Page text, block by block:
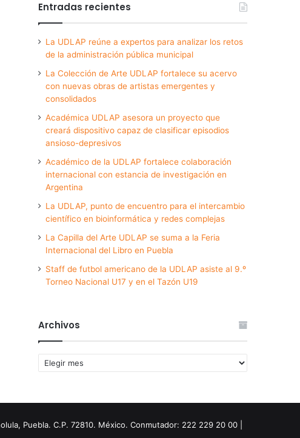
Entradas recientes
La UDLAP reúne a expertos para analizar los retos
de la administración pública municipal
La Colección de Arte UDLAP fortalece su acervo
con nuevas obras de artistas emergentes y
consolidados
Académica UDLAP asesora un proyecto que
creará dispositivo capaz de clasificar episodios
ansioso-depresivos
Académico de la UDLAP fortalece colaboración
internacional con estancia de investigación en
Argentina
La UDLAP, punto de encuentro para el intercambio
científico en bioinformática y redes complejas
La Capilla del Arte UDLAP se suma a la Feria
Internacional del Libro en Puebla
Staff de futbol americano de la UDLAP asiste al 9.º
Torneo Nacional U17 y en el Tazón U19
Archivos
Archivos
Puebla. C.P. 72810. México. Conmutador: 222 229 20 00 |